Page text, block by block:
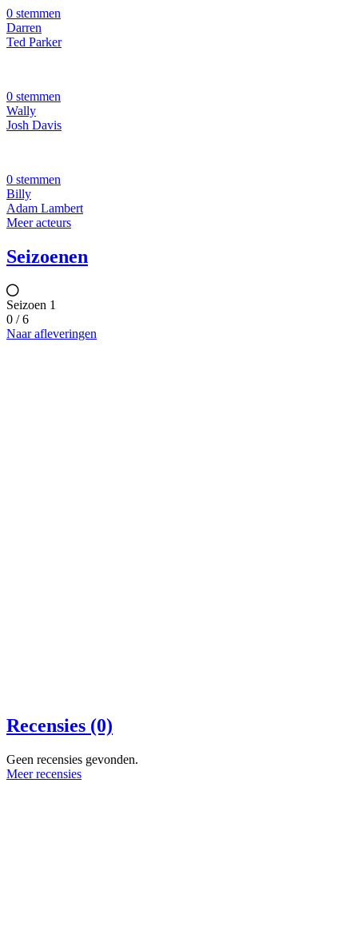
0 stemmen
Darren
Ted Parker
0 stemmen
Wally
Josh Davis
0 stemmen
Billy
Adam Lambert
Meer acteurs
Seizoenen
Seizoen 1
0 / 6
Naar afleveringen
Recensies (0)
Geen recensies gevonden.
Meer recensies